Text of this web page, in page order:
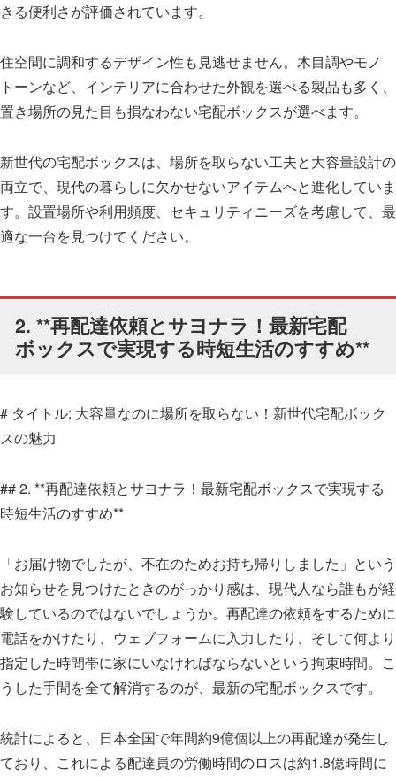
きる便利さが評価されています。
住空間に調和するデザイン性も見逃せません。木目調やモノ
トーンなど、インテリアに合わせた外観を選べる製品も多く、
置き場所の見た目も損なわない宅配ボックスが選べます。
新世代の宅配ボックスは、場所を取らない工夫と大容量設計の
両立で、現代の暮らしに欠かせないアイテムへと進化していま
す。設置場所や利用頻度、セキュリティニーズを考慮して、最
適な一台を見つけてください。
2. **再配達依頼とサヨナラ！最新宅配
ボックスで実現する時短生活のすすめ**
# タイトル: 大容量なのに場所を取らない！新世代宅配ボック
スの魅力
## 2. **再配達依頼とサヨナラ！最新宅配ボックスで実現する
時短生活のすすめ**
「お届け物でしたが、不在のためお持ち帰りしました」という
お知らせを見つけたときのがっかり感は、現代人なら誰もが経
験しているのではないでしょうか。再配達の依頼をするために
電話をかけたり、ウェブフォームに入力したり、そして何より
指定した時間帯に家にいなければならないという拘束時間。こ
うした手間を全て解消するのが、最新の宅配ボックスです。
統計によると、日本全国で年間約9億個以上の再配達が発生し
ており、これによる配達員の労働時間のロスは約1.8億時間に